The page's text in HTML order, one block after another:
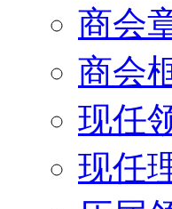
商会
商会
现任
现任